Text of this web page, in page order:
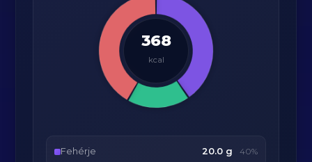
368
kcal
Fehérje 20.0 g 40%